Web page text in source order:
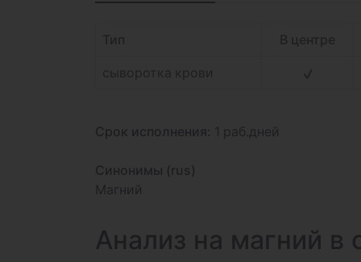
Срок исполнения: 1 раб.дней
Синонимы (rus)
Магний
Анализ на магний в